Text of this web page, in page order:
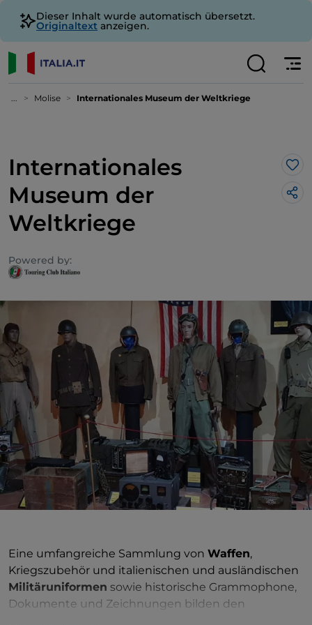
Dieser Inhalt wurde automatisch übersetzt.
Originaltext anzeigen.
... Molise Internationales Museum der Weltkriege
Internationales
Museum der
Weltkriege
Powered by:
Eine umfangreiche Sammlung von Waffen,
Kriegszubehör und italienischen und ausländischen
Militäruniformen sowie historische Grammophone,
Dokumente und Zeichnungen bilden den